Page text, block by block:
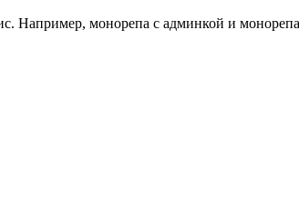
Например, монорепа с админкой и